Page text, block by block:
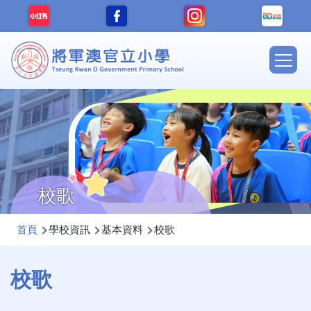
移至主內容
Main
校歌
導
連
結
首頁 學校資訊 基本資料 校歌
校歌